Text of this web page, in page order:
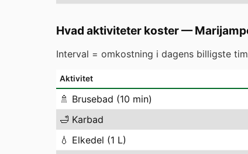
Hvad aktiviteter koster—
Interval = omkostning i dagens billigste
Aktivitet
🚿 Brusebad (10 min)
🛁 Karbad
💧 Elkedel (1 L)